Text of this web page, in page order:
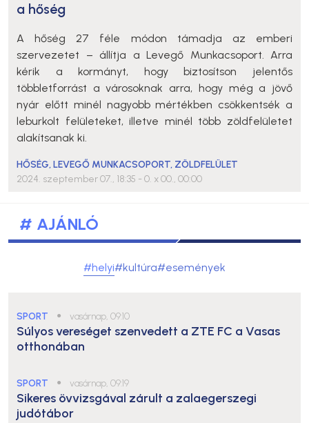
a hőség
A hőség 27 féle módon támadja az emberi
szervezetet – állítja a Levegő Munkacsoport. Arra
kérik a kormányt, hogy biztosítson jelentős
többletforrást a városoknak arra, hogy még a jövő
nyár előtt minél nagyobb mértékben csökkentsék a
leburkolt felületeket, illetve minél több zöldfelületet
alakítsanak ki.
HŐSÉG,LEVEGŐ MUNKACSOPORT, ZÖLDFELÜLET
2024. szeptember 07., 18:35 - 0. x 00., 00:00
# AJÁNLÓ
#helyi#kultúra#események
SPORT ● vasárnap, 09:10
Súlyos vereséget szenvedett a ZTE FC a Vasas
otthonában
SPORT ● vasárnap, 09:19
Sikeres övvizsgával zárult a zalaegerszegi
judótábor